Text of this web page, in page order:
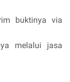
buktinya via
melalui jasa